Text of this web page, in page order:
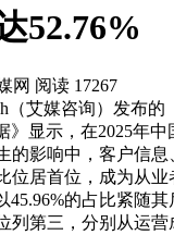
52.76%
网 阅读 17267
（艾媒咨询）发布
》显示，在2025年
的影响中，客户信息
位居首位，成为从
45.96%的占比紧随
列第三，分别从运